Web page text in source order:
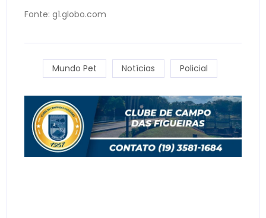
Fonte: g1.globo.com
Mundo Pet Notícias Policial